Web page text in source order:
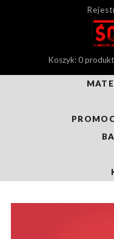
Koszyk: 0